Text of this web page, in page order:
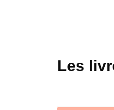
Les